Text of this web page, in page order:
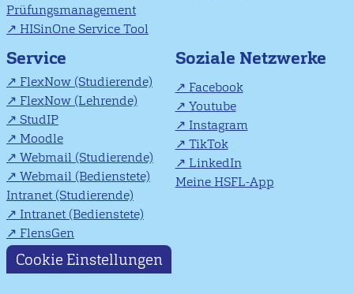
Prüfungsmanagement
HISinOne Service Tool
Service
FlexNow (Studierende)
FlexNow (Lehrende)
StudIP
Moodle
Webmail (Studierende)
Webmail (Bedienstete)
Intranet (Studierende)
Intranet (Bedienstete)
FlensGen
Soziale Netzwerke
Facebook
Youtube
Instagram
TikTok
LinkedIn
Meine HSFL-App
Cookie Einstellungen